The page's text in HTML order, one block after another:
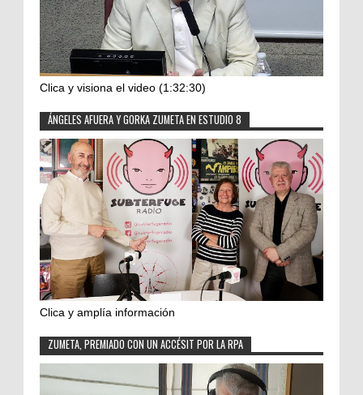
Clica y visiona el video (1:32:30)
ÁNGELES AFUERA Y GORKA ZUMETA EN ESTUDIO 8
Clica y amplía información
ZUMETA, PREMIADO CON UN ACCÉSIT POR LA RPA